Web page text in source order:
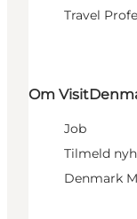
Travel
Om
Job
Tilmeld
Denmark